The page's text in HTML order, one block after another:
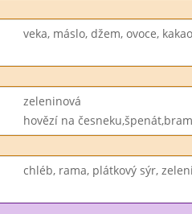
veka, máslo, džem, ovoce, kakao
zeleninová
hovězí na
chléb, rama, plátkový sýr,